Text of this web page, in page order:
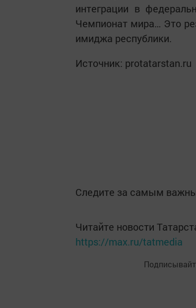
интеграции в
Чемпионат мира… Это
имиджа республики.
Источник: protatarstan.ru
Следите за самым
Читайте новости
https://max.ru/tatmedia